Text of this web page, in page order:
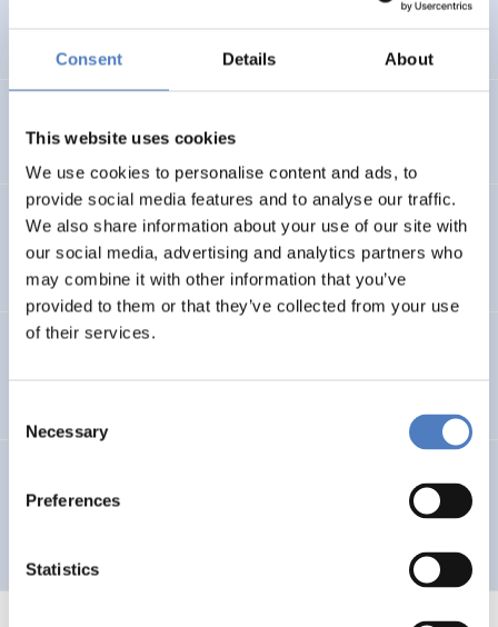
Consent Details About
This website uses cookies
We use cookies to personalise content and ads, to
provide social media features and to analyse our traffic.
We also share information about your use of our site with
our social media, advertising and analytics partners who
may combine it with other information that you’ve
provided to them or that they’ve collected from your use
of their services.
Selection
Necessary
Preferences
Statistics
Planung des reg. Dienstleistungszentrums KARNISCHE
REGION
>Soziale Innovationen für eine nachhaltige Entwicklung<